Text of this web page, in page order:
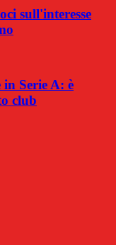
sull'interesse
Serie A: è
club